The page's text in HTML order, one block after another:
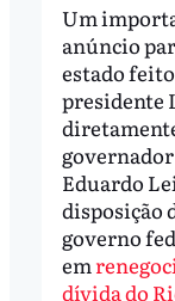
Um
anúncio
estado
presidente
governador
Eduardo
disposição
governo
em
dívida do